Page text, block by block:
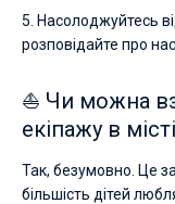
5. Насолоджуйтесь
розповідайте про
⛵ Чи можна
екіпажу в
Так, безумовно. Це
більшість дітей